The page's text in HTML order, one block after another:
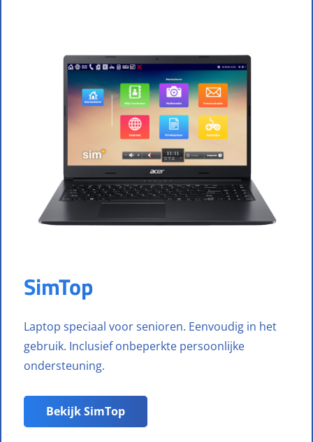
SimTop
Laptop speciaal voor senioren. Eenvoudig in het
gebruik. Inclusief onbeperkte persoonlijke
ondersteuning.
Bekijk SimTop